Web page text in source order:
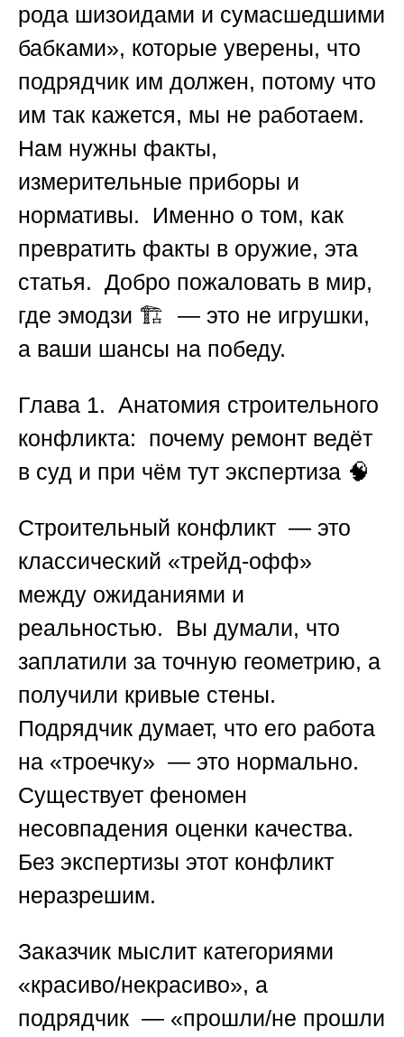
рода шизоидами и сумасшедшими
бабками», которые уверены, что
подрядчик им должен, потому что
им так кажется, мы не работаем.
Нам нужны факты,
измерительные приборы и
нормативы. Именно о том, как
превратить факты в оружие, эта
статья. Добро пожаловать в мир,
где эмодзи 🏗️ — это не игрушки,
а ваши шансы на победу.
Глава 1. Анатомия строительного
конфликта: почему ремонт ведёт
в суд и при чём тут экспертиза 🧠
Строительный конфликт — это
классический «трейд-офф»
между ожиданиями и
реальностью. Вы думали, что
заплатили за точную геометрию, а
получили кривые стены.
Подрядчик думает, что его работа
на «троечку» — это нормально.
Существует феномен
несовпадения оценки качества.
Без экспертизы этот конфликт
неразрешим.
Заказчик мыслит категориями
«красиво/некрасиво», а
подрядчик — «прошли/не прошли